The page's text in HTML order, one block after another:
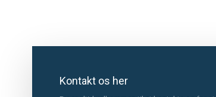
Kontakt os her